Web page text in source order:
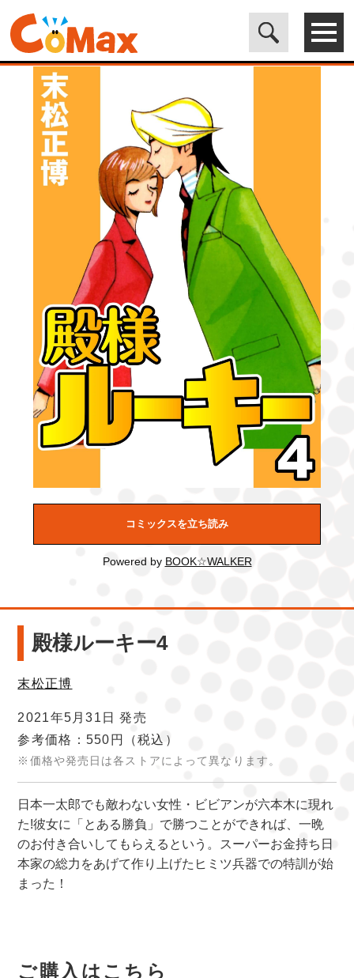
電子書籍マンガ CoMax(コマックス)公式サイト - 株式会社ICE>
LEGEND> 殿様ルーキー4
コミックスを立ち読み
Powered by BOOK☆WALKER
殿様ルーキー4
末松正博
2021年5月31日 発売
参考価格：550円
（税込）
※価格や発売日は各ストアによって異なります。
日本一太郎でも敵わない女性・ビビアンが六本木に現れ
た!彼女に「とある勝負」で勝つことができれば、一晩
のお付き合いしてもらえるという。スーパーお金持ち日
本家の総力をあげて作り上げたヒミツ兵器での特訓が始
まった！
ご購入はこちら